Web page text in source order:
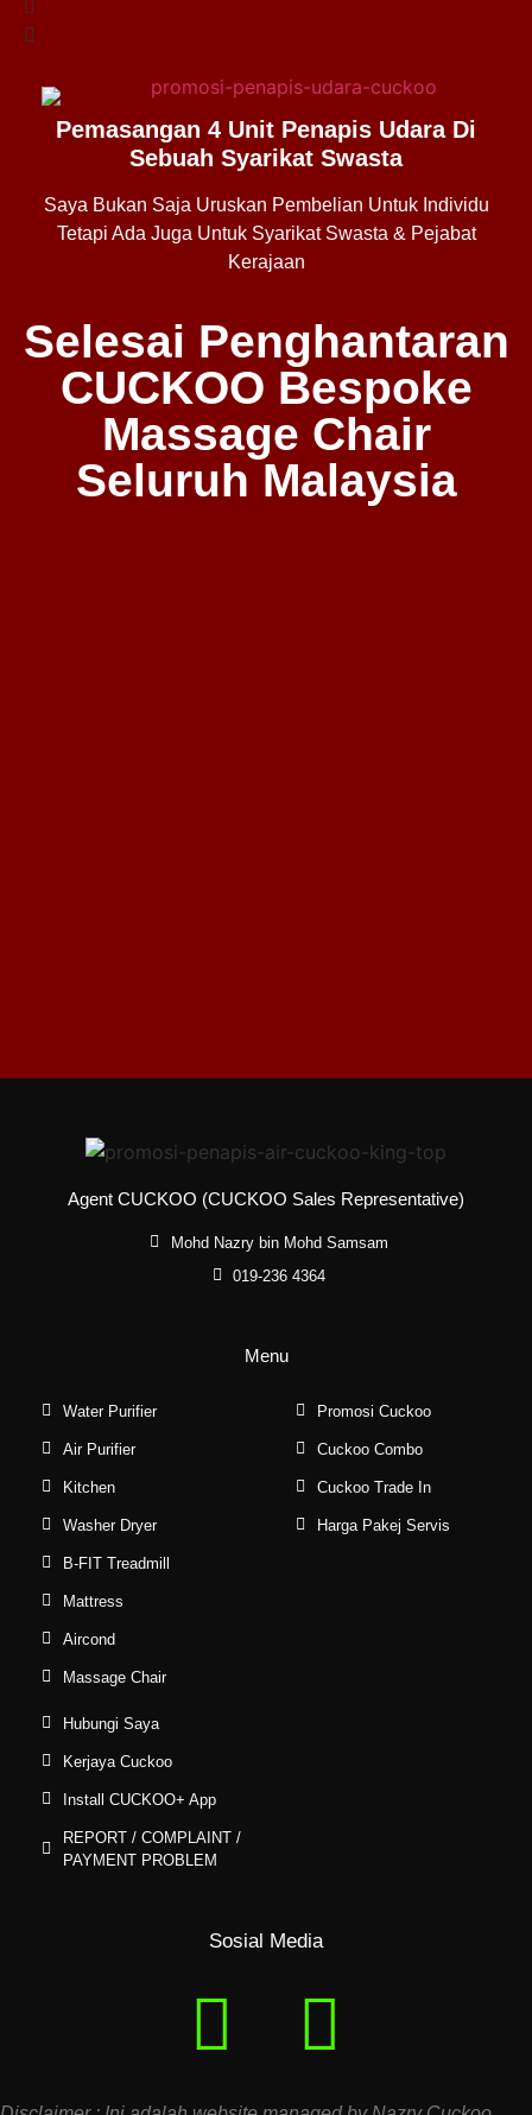
Pemasangan 4 Unit Penapis Udara Di
Sebuah Syarikat Swasta
Saya Bukan Saja Uruskan Pembelian Untuk Individu
Tetapi Ada Juga Untuk Syarikat Swasta & Pejabat
Kerajaan
Selesai Penghantaran
CUCKOO Bespoke
Massage Chair
Seluruh Malaysia
Agent CUCKOO (CUCKOO Sales Representative)
Mohd Nazry bin Mohd Samsam
019-236 4364
Menu
Water Purifier
Air Purifier
Kitchen
Washer Dryer
B-FIT Treadmill
Mattress
Aircond
Massage Chair
Promosi Cuckoo
Cuckoo Combo
Cuckoo Trade In
Harga Pakej Servis
Hubungi Saya
Kerjaya Cuckoo
Install CUCKOO+ App
REPORT / COMPLAINT /
PAYMENT PROBLEM
Sosial Media